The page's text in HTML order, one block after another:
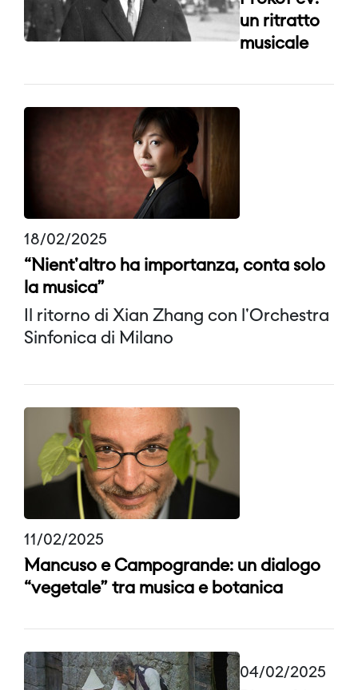
un ritratto
musicale
18/02/2025
“Nient'altro ha importanza, conta solo
la musica”
Il ritorno di Xian Zhang con l'Orchestra
Sinfonica di Milano
11/02/2025
Mancuso e Campogrande: un dialogo
“vegetale” tra musica e botanica
04/02/2025